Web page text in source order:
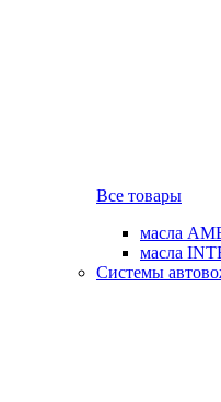
Все товары
масла
масла
Системы